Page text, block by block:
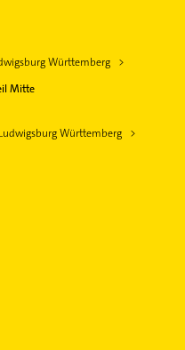
Württemberg
Mitte
Ludwigsburg Württemberg